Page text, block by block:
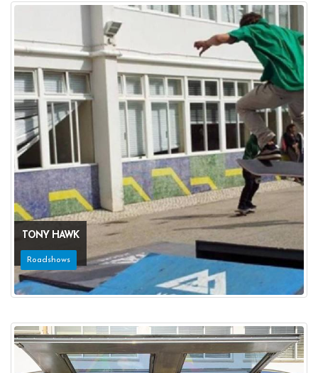
TONY HAWK
Roadshows